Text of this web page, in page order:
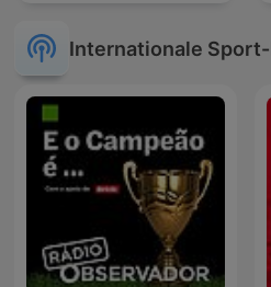
Internationale